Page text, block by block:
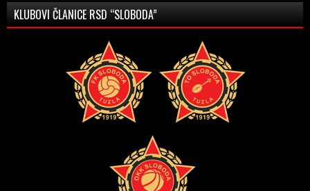
KLUBOVI ČLANICE RSD “SLOBODA”